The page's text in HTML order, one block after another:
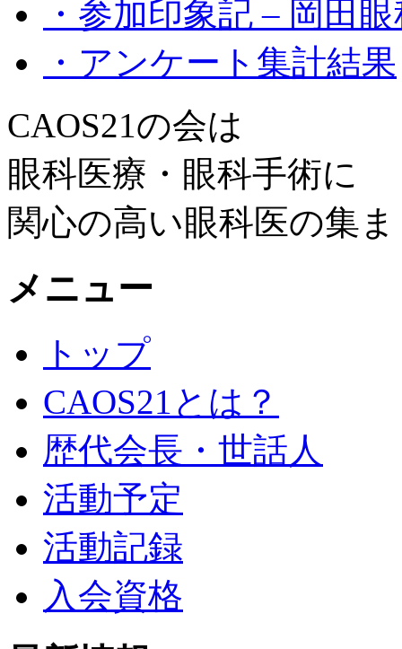
・参加印象記 – 岡田
・アンケート集計結果
CAOS21の会は
眼科医療・眼科手術に
関心の高い眼科医の集
メニュー
トップ
CAOS21とは？
歴代会長・世話人
活動予定
活動記録
入会資格